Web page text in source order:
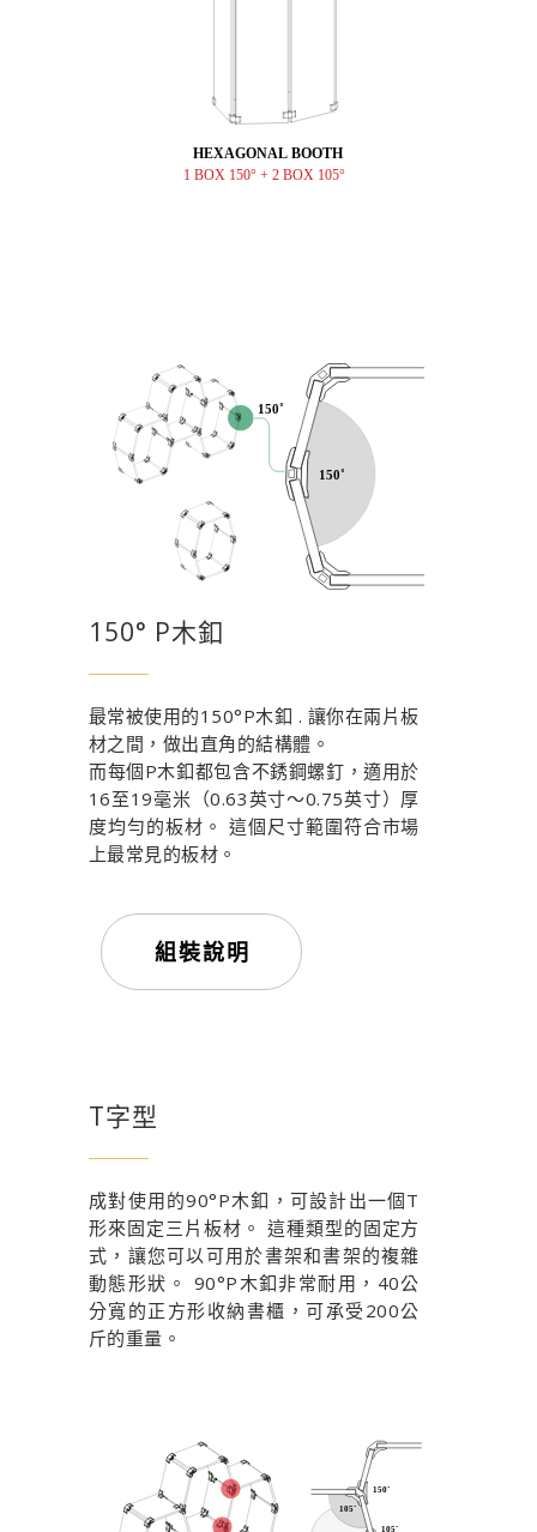
150° P木釦
最常被使用的150°P木釦 . 讓你在兩片板
材之間，做出直角的結構體。
而每個P木釦都包含不銹鋼螺釘，適用於
16至19毫米（0.63英寸〜0.75英寸）厚
度均勻的板材。 這個尺寸範圍符合市場
上最常見的板材。
組裝說明
T字型
成對使用的90°P木釦，可設計出一個T
形來固定三片板材。 這種類型的固定方
式，讓您可以可用於書架和書架的複雜
動態形狀。 90°P木釦非常耐用，40公
分寬的正方形收納書櫃，可承受200公
斤的重量。